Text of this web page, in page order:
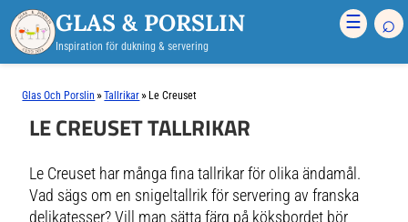
GLAS & PORSLIN
Inspiration för dukning & servering
☰ ⌕
Glas Och Porslin »Tallrikar » Le Creuset
LE CREUSET TALLRIKAR
Le Creuset har många fina tallrikar för olika ändamål.
Vad sägs om en snigeltallrik för servering av franska
delikatesser? Vill man sätta färg på köksbordet bör